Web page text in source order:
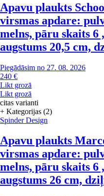
Apavu plaukts
virsmas apdare:
melns, pāru skaits 6
augstums 20,5 cm,
Piegādāsim no 27. 08. 2026
240 €
Likt grozā
Likt grozā
citas varianti
+ Kategorijas (2)
Spinder Design
Apavu plaukts
virsmas apdare:
melns, pāru skaits 6
augstums 26 cm,